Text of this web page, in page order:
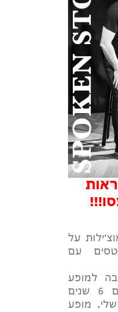
על
עם
למופע
פרידה חגיגי ומיוחד, שיחתום 6 שנים
מופע